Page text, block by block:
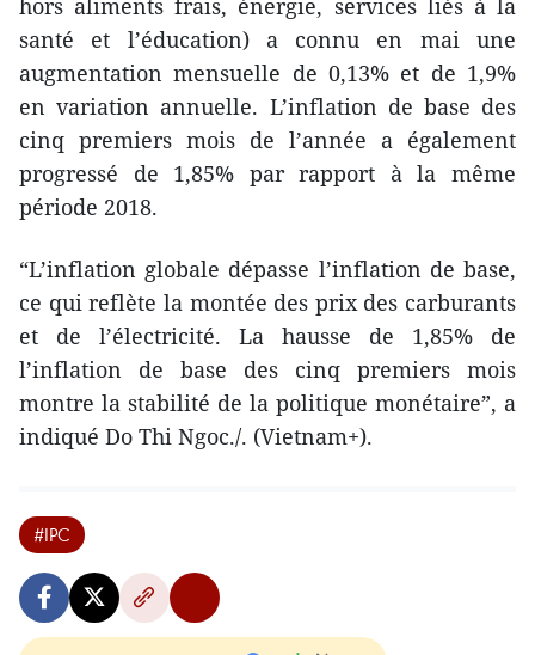
hors aliments frais, énergie, services liés à la
santé et l’éducation) a connu en mai une
augmentation mensuelle de 0,13% et de 1,9%
en variation annuelle. L’inflation de base des
cinq premiers mois de l’année a également
progressé de 1,85% par rapport à la même
période 2018.
“L’inflation globale dépasse l’inflation de base,
ce qui reflète la montée des prix des carburants
et de l’électricité. La hausse de 1,85% de
l’inflation de base des cinq premiers mois
montre la stabilité de la politique monétaire”, a
indiqué Do Thi Ngoc./. (Vietnam+).
#IPC